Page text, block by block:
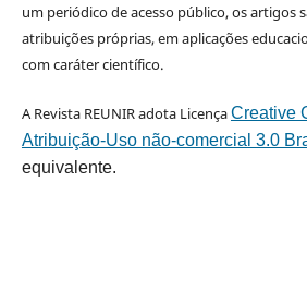
um periódico de acesso público, os artigos
atribuições próprias, em aplicações
com caráter científico.
A Revista REUNIR adota LicençaCreative
Atribuição-Uso não-comercial 3.0
equivalente.